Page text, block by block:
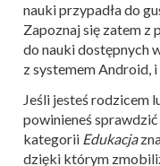
nauki przypadła do
Zapoznaj się zatem z
do nauki dostępnych
z systemem Android,
Jeśli jesteś rodzicem
powinieneś
kategorii Edukacja
dzięki którym